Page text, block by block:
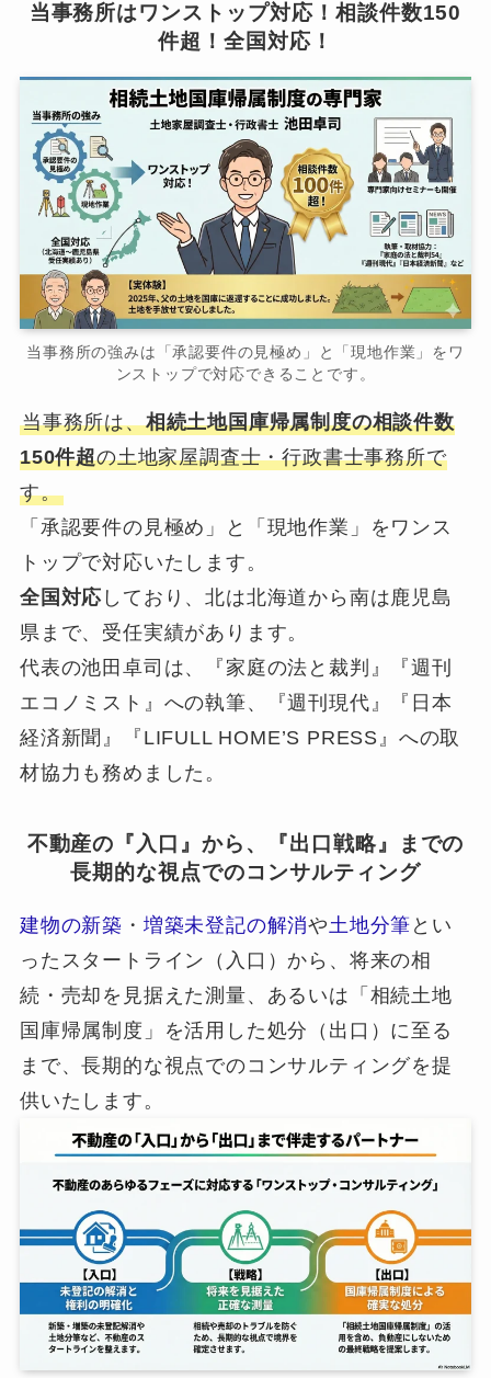
当事務所はワンストップ対応！相談件数150
件超！全国対応！
当事務所の強みは「承認要件の見極め」と「現地作業」をワ
ンストップで対応できることです。
当事務所は、相続土地国庫帰属制度の相談件数
150件超の土地家屋調査士・行政書士事務所で
す。
「承認要件の見極め」と「現地作業」をワンス
トップで対応いたします。
全国対応 しており、北は北海道から南は鹿児島
県まで、受任実績があります。
代表の池田卓司は、『家庭の法と裁判』『週刊
エコノミスト』への執筆、『週刊現代』『日本
経済新聞』『LIFULL HOME’S PRESS』への取
材協力も務めました。
不動産の『入口』から、『出口戦略』までの
長期的な視点でのコンサルティング
建物の新築 ・ 増築未登記の解消や 土地分筆 とい
ったスタートライン（入口）から、将来の相
続・売却を見据えた測量、あるいは「相続土地
国庫帰属制度」を活用した処分（出口）に至る
まで、長期的な視点でのコンサルティングを提
供いたします。